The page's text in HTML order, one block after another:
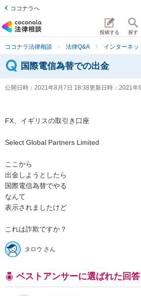
ココナラへ
投稿する 探す
ココナラ法律相談 法律Q&A インターネッ
国際電信為替での出金
公開日時： 2021年8月7日 18:38更新日時： 2021年
FX、イギリスの取引き口座
Select Global Partners Limited
ここから
出金しようとしたら
国際電信為替でやる
なんて
表示されましたけど
これは詐欺ですか？
タロウ さん
ベストアンサーに選ばれた回答